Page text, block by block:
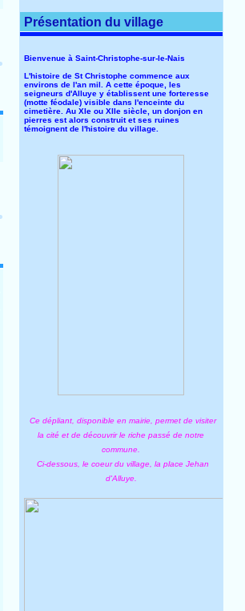
Présentation du village
Bienvenue à Saint-Christophe-sur-le-Nais
L'histoire de St Christophe commence aux
environs de l'an mil. A cette époque, les
seigneurs d'Alluye y établissent une forteresse
(motte féodale) visible dans l'enceinte du
cimetière. Au XIe ou XIIe siècle, un donjon en
pierres est alors construit et ses ruines
témoignent de l'histoire du village.
Ce dépliant, disponible en mairie, permet de visiter
la cité et de découvrir le riche passé de notre
commune.
Ci-dessous, le coeur du village, la place Jehan
d'Alluye.